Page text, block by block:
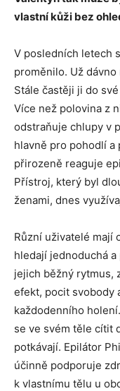
vlastní kůži bez
V posledních letech
proměnilo. Už
Stále častěji ji do
Více než polovina z
odstraňuje chlupy v
hlavně pro pohodlí
přirozeně reaguje
Přístroj, který byl
ženami, dnes
Různí uživatelé mají
hledají jednoduchá
jejich běžný rytmus,
efekt, pocit svobody
každodenního
se ve svém těle cítit
potkávají. Epilátor
účinně podporuje
k vlastnímu tělu u